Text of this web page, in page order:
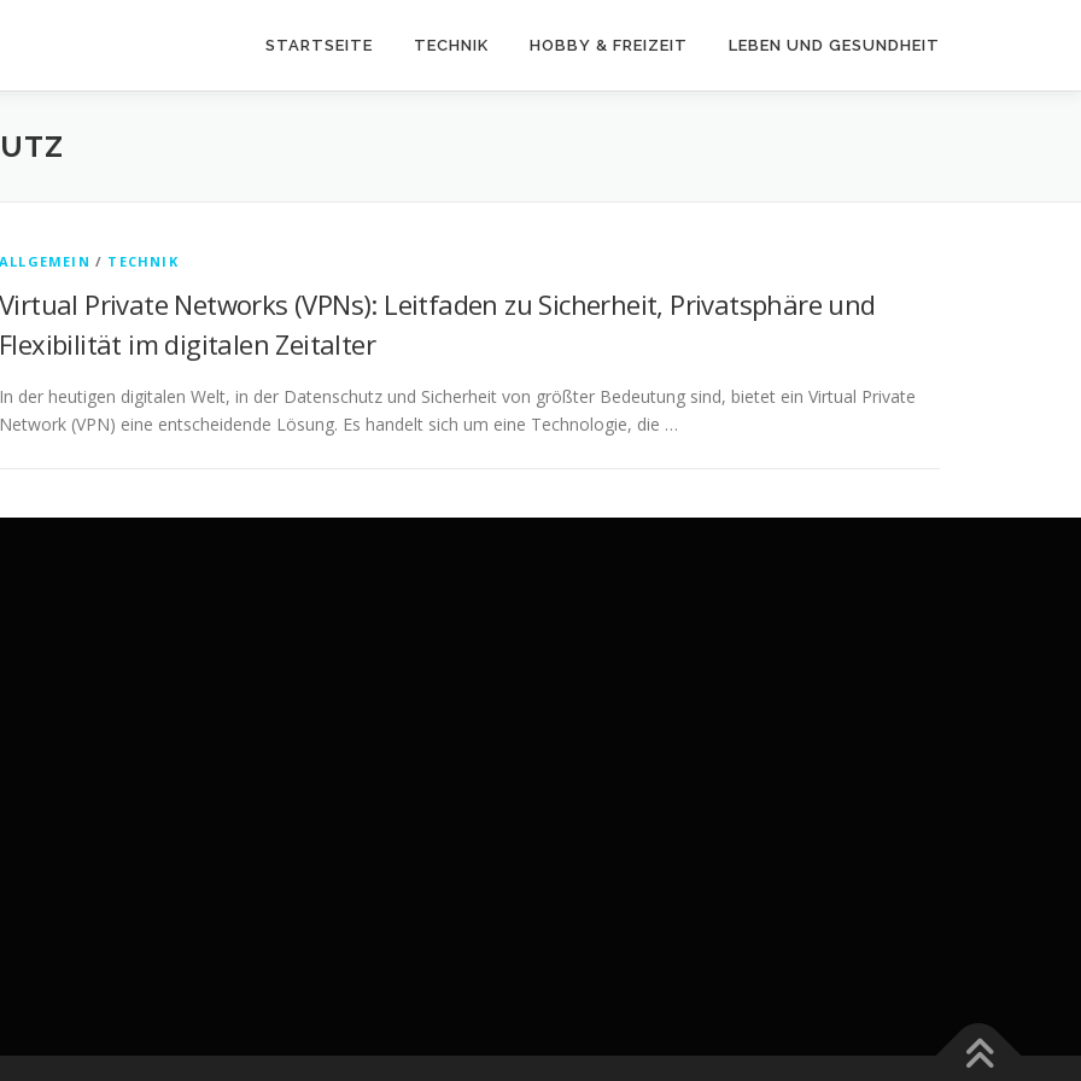
STARTSEITE TECHNIK HOBBY & FREIZEIT LEBEN UND GESUNDHEIT
ALLGEMEIN / TECHNIK
Virtual Private Networks (VPNs): Leitfaden zu Sicherheit, Privatsphäre und
Flexibilität im digitalen Zeitalter
In der heutigen digitalen Welt, in der Datenschutz und Sicherheit von größter Bedeutung sind, bietet ein Virtual Private
Network (VPN) eine entscheidende Lösung. Es handelt sich um eine Technologie, die …